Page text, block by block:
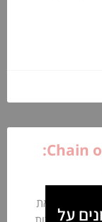
שיטת הנחיה חדשה – Chain of Draft:
גישה חדשה להנחיית מודלים גדולים (LLMs) שמחקה את
על